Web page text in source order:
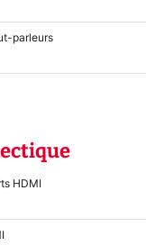
parleurs
HDMI